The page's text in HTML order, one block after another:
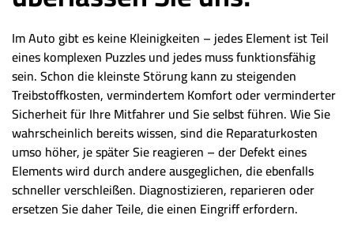
Im Auto gibt es keine Kleinigkeiten – jedes Element ist Teil
eines komplexen Puzzles und jedes muss funktionsfähig
sein. Schon die kleinste Störung kann zu steigenden
Treibstoffkosten, vermindertem Komfort oder verminderter
Sicherheit für Ihre Mitfahrer und Sie selbst führen. Wie Sie
wahrscheinlich bereits wissen, sind die Reparaturkosten
umso höher, je später Sie reagieren – der Defekt eines
Elements wird durch andere ausgeglichen, die ebenfalls
schneller verschleißen. Diagnostizieren, reparieren oder
ersetzen Sie daher Teile, die einen Eingriff erfordern.